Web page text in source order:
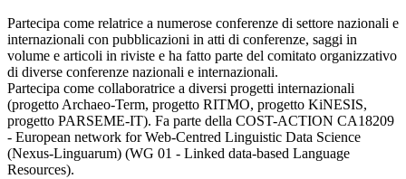
Partecipa come relatrice a numerose conferenze di settore nazionali e
internazionali con pubblicazioni in atti di conferenze, saggi in
volume e articoli in riviste e ha fatto parte del comitato organizzativo
di diverse conferenze nazionali e internazionali.
Partecipa come collaboratrice a diversi progetti internazionali
(progetto Archaeo-Term, progetto RITMO, progetto KiNESIS,
progetto PARSEME-IT). Fa parte della COST-ACTION CA18209
- European network for Web-Centred Linguistic Data Science
(Nexus-Linguarum) (WG 01 - Linked data-based Language
Resources).